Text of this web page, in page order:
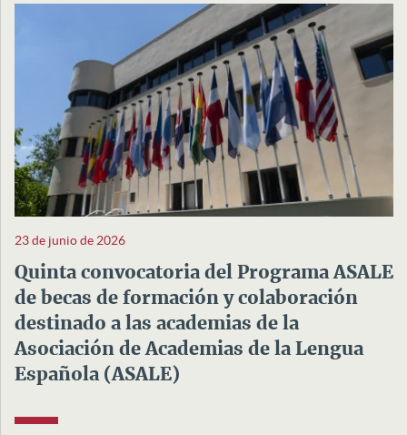
23 de junio de 2026
Quinta convocatoria del Programa ASALE
de becas de formación y colaboración
destinado a las academias de la
Asociación de Academias de la Lengua
Española (ASALE)